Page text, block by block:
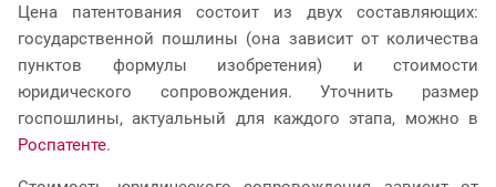
Цена патентования состоит из двух составляющих:
государственной пошлины (она зависит от количества
пунктов формулы изобретения) и стоимости
юридического сопровождения. Уточнить размер
госпошлины, актуальный для каждого этапа, можно в
Роспатенте.